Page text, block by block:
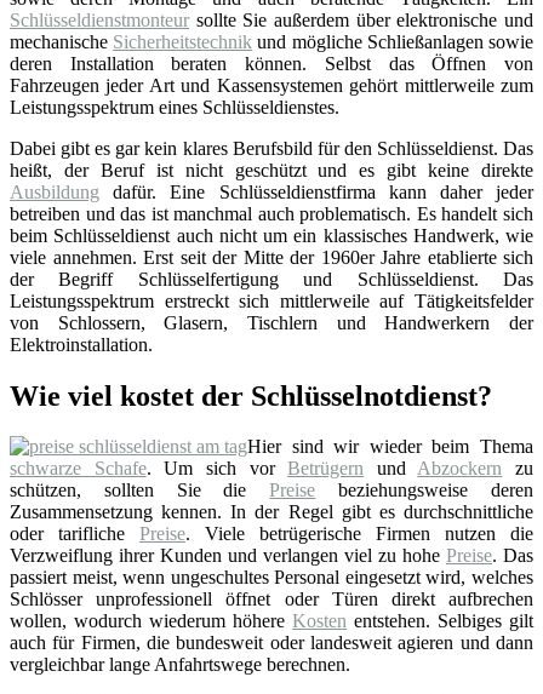
Schlüsseldienstmonteur sollte Sie außerdem über elektronische und
mechanische Sicherheitstechnik und mögliche Schließanlagen sowie
deren Installation beraten können. Selbst das Öffnen von
Fahrzeugen jeder Art und Kassensystemen gehört mittlerweile zum
Leistungsspektrum eines Schlüsseldienstes.
Dabei gibt es gar kein klares Berufsbild für den Schlüsseldienst. Das
heißt, der Beruf ist nicht geschützt und es gibt keine direkte
Ausbildung dafür. Eine Schlüsseldienstfirma kann daher jeder
betreiben und das ist manchmal auch problematisch. Es handelt sich
beim Schlüsseldienst auch nicht um ein klassisches Handwerk, wie
viele annehmen. Erst seit der Mitte der 1960er Jahre etablierte sich
der Begriff Schlüsselfertigung und Schlüsseldienst. Das
Leistungsspektrum erstreckt sich mittlerweile auf Tätigkeitsfelder
von Schlossern, Glasern, Tischlern und Handwerkern der
Elektroinstallation.
Wie viel kostet der Schlüsselnotdienst?
Hier sind wir wieder beim Thema
schwarze Schafe. Um sich vorBetrügern undAbzockern zu
schützen, sollten Sie diePreise beziehungsweise deren
Zusammensetzung kennen. In der Regel gibt es durchschnittliche
oder tarifliche Preise. Viele betrügerische Firmen nutzen die
Verzweiflung ihrer Kunden und verlangen viel zu hohe Preise. Das
passiert meist, wenn ungeschultes Personal eingesetzt wird, welches
Schlösser unprofessionell öffnet oder Türen direkt aufbrechen
wollen, wodurch wiederum höhere Kosten entstehen. Selbiges gilt
auch für Firmen, die bundesweit oder landesweit agieren und dann
vergleichbar lange Anfahrtswege berechnen.